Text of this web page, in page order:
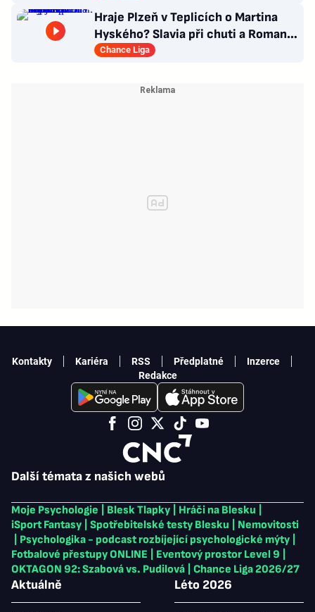
Hraje Plzeň v Teplicích o Martina
Hyského? Slavia při chuti a Roman
Macek proti svým…
Chance Liga
Další témata z našich webů
Moje Psychologie Blesk Tlapky Hráči na Blesku
iSport Fantasy
Spotřebitelské testy Blesku
Nemovitosti
Psychologika - podcast rozbíjející psychologické mýty
Fotbalové přestupy ONLINE
Eventový prostor Level 9
OKTAGON 92: Szabová vs. Pudilová
Chance Liga 2026/27
Aktuálně Léto 2026
Kontakty Kariéra RSS Předplatné
Inzerce
Redakce